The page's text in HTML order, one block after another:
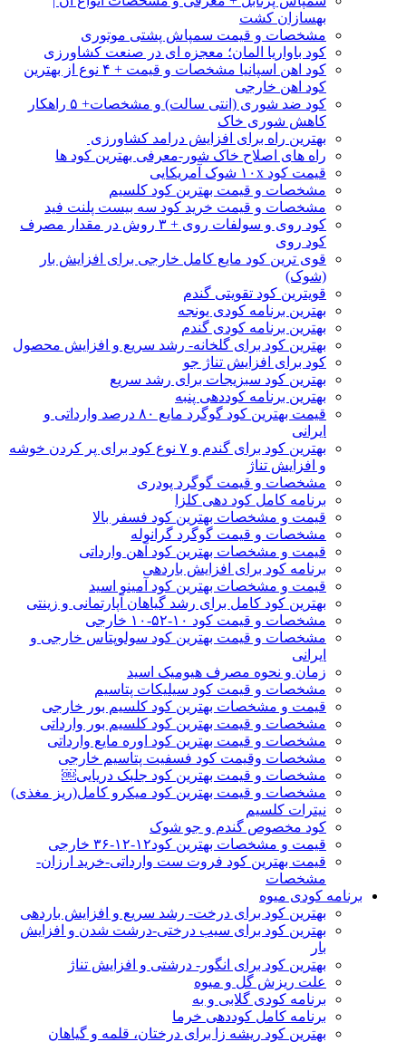
بهسازان کشت
مشخصات و قیمت سمپاش پشتی موتوری
کود باواریا المان؛ معجزه ای در صنعت کشاورزی
کود اهن اسپانیا مشخصات و قیمت + ۴ نوع از بهترین
کود اهن خارجی
کود ضد شوری (انتی سالت) و مشخصات+ ۵ راهکار
کاهش شوری خاک
بهترین راه برای افزایش درامد کشاورزی
راه های اصلاح خاک شور-معرفی بهترین کود ها
قیمت کود ۱۰x شوک آمریکایی
مشخصات و قیمت بهترین کود کلسیم
مشخصات و قیمت خرید کود سه بیست پلنت فید
کود روی و سولفات روی + ۳ روش در مقدار مصرف
کود روی
قوی ترین کود مایع کامل خارجی برای افزایش بار
(شوک)
قویترین کود تقویتی گندم
بهترین برنامه کودی یونجه
بهترین برنامه کودی گندم
بهترین کود برای گلخانه- رشد سریع و افزایش محصول
کود برای افزایش تناژ جو
بهترین کود سبزیجات برای رشد سریع
بهترین برنامه کوددهی پنبه
قیمت بهترین کود گوگرد مایع ۸۰ درصد وارداتی و
ایرانی
بهترین کود برای گندم و ۷ نوع کود برای پر کردن خوشه
و افزایش تناژ
مشخصات و قیمت گوگرد پودری
برنامه کامل کود دهی کلزا
قیمت و مشخصات بهترین کود فسفر بالا
مشخصات و قیمت گوگرد گرانوله
قیمت و مشخصات بهترین کود آهن وارداتی
برنامه کود برای افزایش باردهی
قیمت و مشخصات بهترین کود آمینو اسید
بهترین کود کامل برای رشد گیاهان آپارتمانی و زینتی
مشخصات و قیمت کود ۱۰-۵۲-۱۰ خارجی
مشخصات و قیمت بهترین کود سولوپتاس خارجی و
ایرانی
زمان و نحوه مصرف هیومیک اسید
مشخصات و قیمت کود سیلیکات پتاسیم
قیمت و مشخصات بهترین کود کلسیم بور خارجی
مشخصات و قیمت بهترین کود کلسیم بور وارداتی
مشخصات و قیمت بهترین کود اوره مایع وارداتی
مشخصات وقیمت کود فسفیت پتاسیم خارجی
مشخصات و قیمت بهترین کود جلبک دریایی￼
مشخصات و قیمت بهترین کود میکرو کامل(ریز مغذی)
نیترات کلسیم
کود مخصوص گندم و جو شوک
قیمت و مشخصات بهترین کود۱۲-۱۲-۳۶ خارجی
قیمت بهترین کود فروت ست وارداتی-خرید ارزان-
مشخصات
برنامه کودی میوه
بهترین کود برای درخت- رشد سریع و افزایش باردهی
بهترین کود برای سیب درختی-درشت شدن و افزایش
بار
بهترین کود برای انگور- درشتی و افزایش تناژ
علت ریزش گل و میوه
برنامه کودی گلابی و به
برنامه کامل کوددهی خرما
بهترین کود ریشه زا برای درختان، قلمه و گیاهان